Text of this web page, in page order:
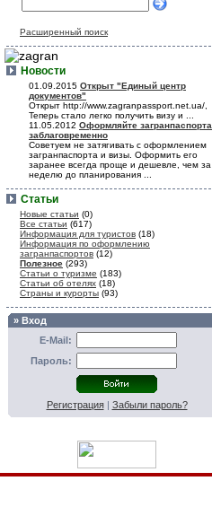
Расширенный поиск
Новости
01.09.2015 Открыт "Единый центр
документов"
Открыт http://www.zagranpassport.net.ua/,
Теперь стало легко получить визу и ...
11.05.2012 Оформляйте загранпаспорта
заблаговременно
Советуем не затягивать с оформлением
загранпаспорта и визы. Оформить его
заранее всегда проще и дешевле, чем за
неделю до планирования ...
Статьи
Новые статьи (0)
Все статьи (617)
Информация для туристов (18)
Информация по оформлению
загранпаспортов (12)
Полезное (293)
Статьи о туризме (183)
Статьи об отелях (18)
Страны и курорты (93)
» Вход
E-Mail:
Пароль:
Регистрация| Забыли пароль?